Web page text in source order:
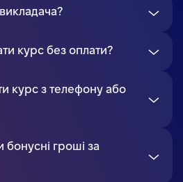
курс без оплати?
курс з телефону або
гроші за